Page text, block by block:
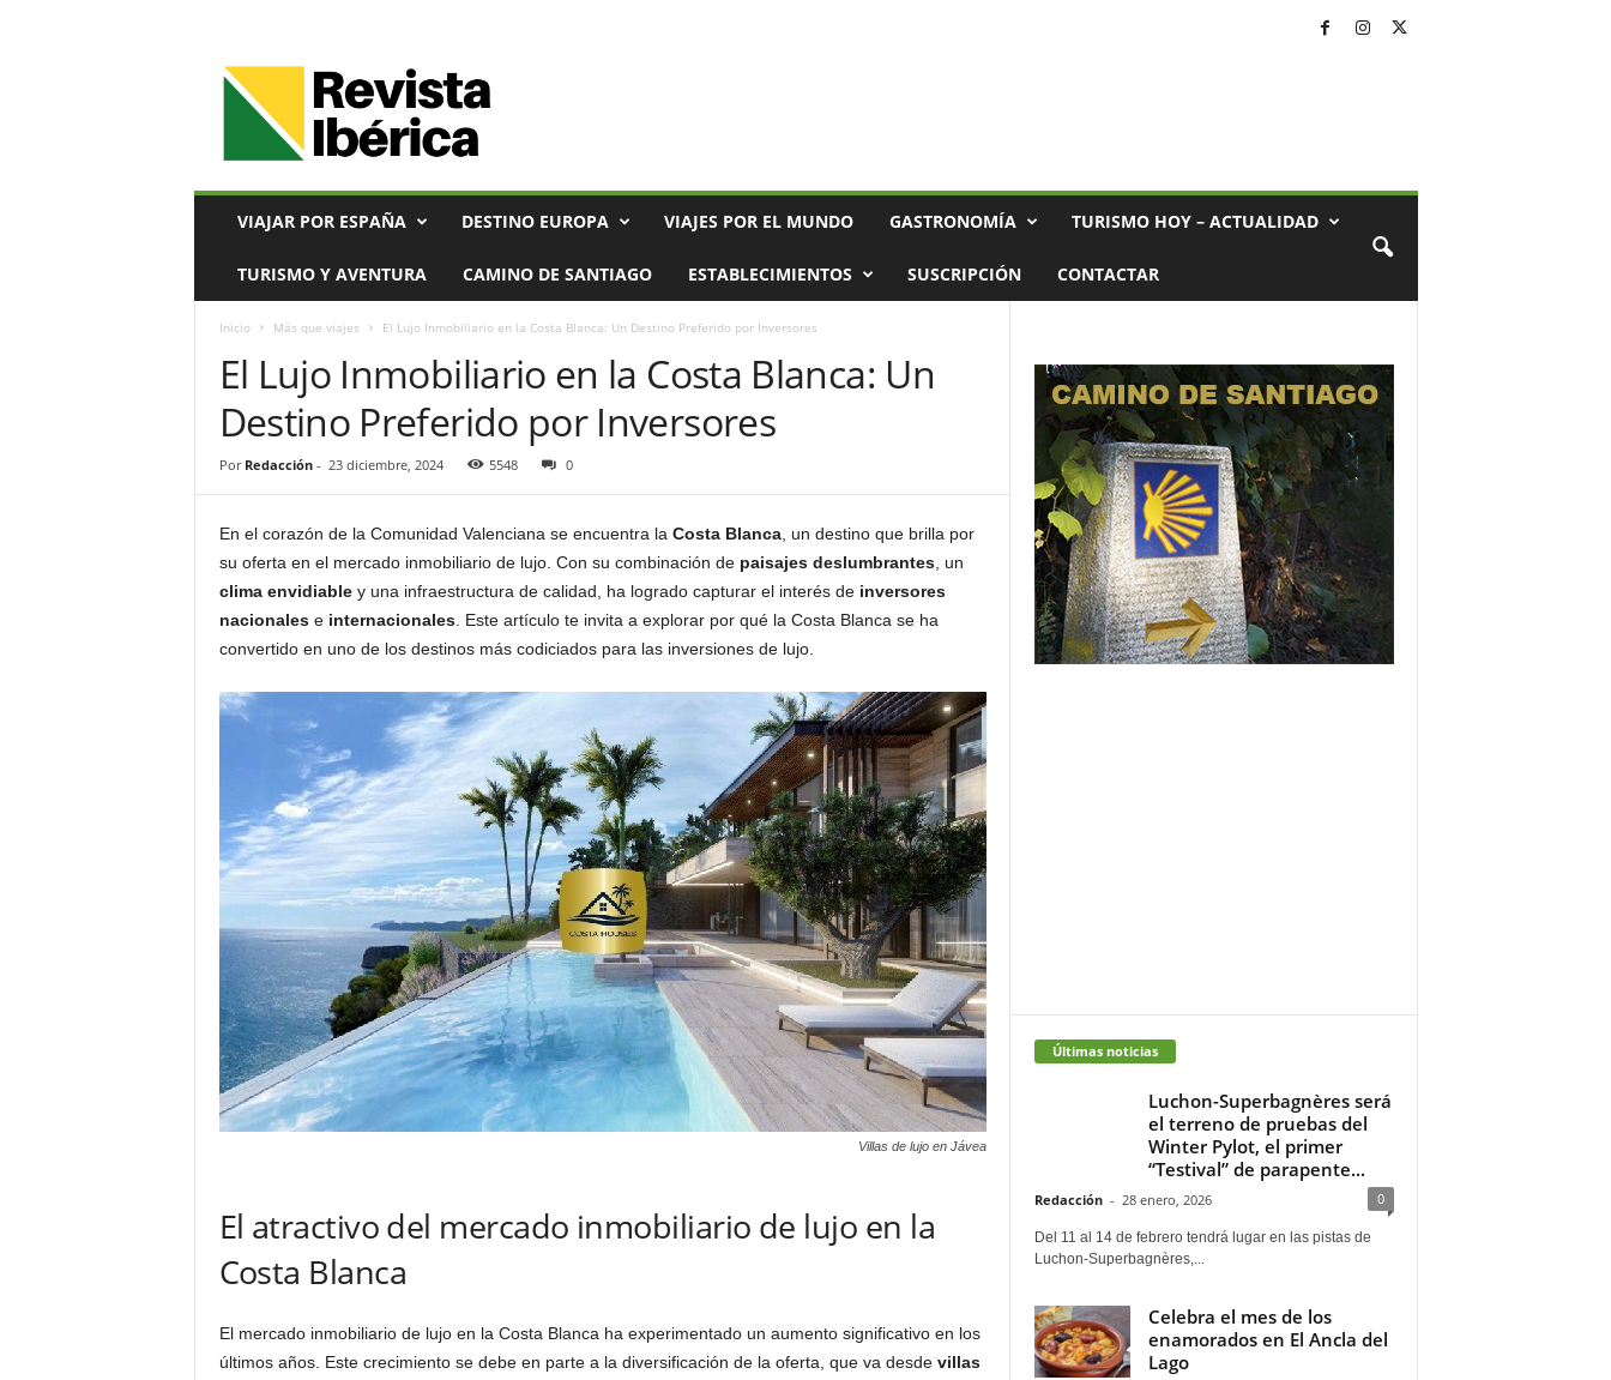
VIAJAR POR ESPAÑA DESTINO EUROPA VIAJES POR EL MUNDO GASTRONOMÍA TURISMO HOY – ACTUALIDAD
TURISMO Y AVENTURA CAMINO DE SANTIAGO ESTABLECIMIENTOS SUSCRIPCIÓN CONTACTAR
Inicio Más que viajes El Lujo Inmobiliario en la Costa Blanca: Un Destino Preferido por Inversores
El Lujo Inmobiliario en la Costa Blanca: Un
Destino Preferido por Inversores
Por Redacción- 23 diciembre, 2024 5548 0
En el corazón de la Comunidad Valenciana se encuentra la Costa Blanca, un destino que brilla por
su oferta en el mercado inmobiliario de lujo. Con su combinación de paisajes deslumbrantes, un
clima envidiabley una infraestructura de calidad, ha logrado capturar el interés de inversores
nacionalese internacionales. Este artículo te invita a explorar por qué la Costa Blanca se ha
convertido en uno de los destinos más codiciados para las inversiones de lujo.
Villas de lujo en Jávea
El atractivo del mercado inmobiliario de lujo en la
Costa Blanca
El mercado inmobiliario de lujo en la Costa Blanca ha experimentado un aumento significativo en los
últimos años. Este crecimiento se debe en parte a la diversificación de la oferta, que va desde villas
Últimas noticias
Luchon-Superbagnères será
el terreno de pruebas del
Winter Pylot, el primer
“Testival” de parapente...
Redacción - 28 enero, 2026 0
Del 11 al 14 de febrero tendrá lugar en las pistas de
Luchon-Superbagnères,...
Celebra el mes de los
enamorados en El Ancla del
Lago